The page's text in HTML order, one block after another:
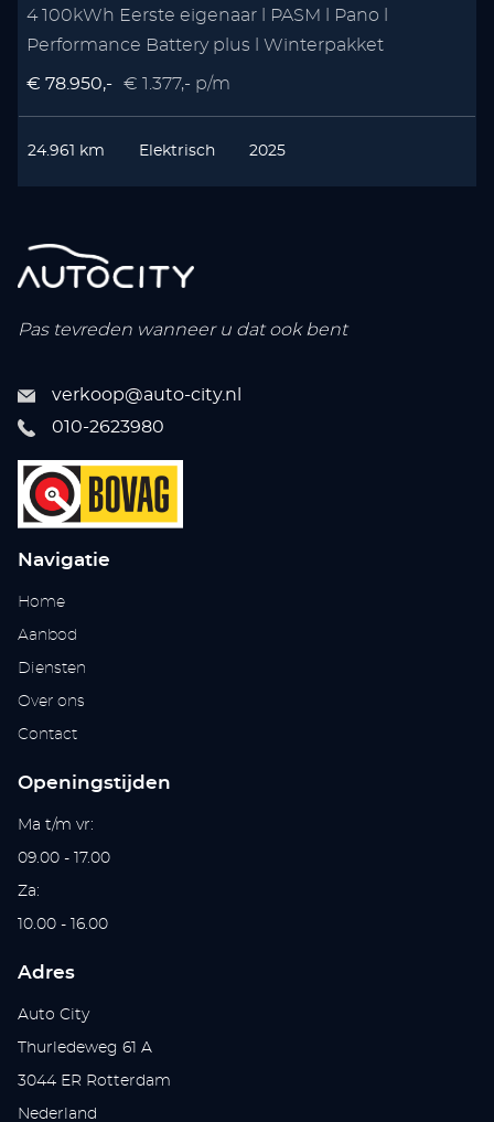
4 100kWh Eerste eigenaar l PASM l Pano l
Performance Battery plus l Winterpakket
€ 78.950,- € 1.377,- p/m
24.961 km Elektrisch 2025
Pas tevreden wanneer u dat ook bent
verkoop@auto-city.nl
010-2623980
Navigatie
Home
Aanbod
Diensten
Over ons
Contact
Openingstijden
Ma t/m vr:
09.00 - 17.00
Za:
10.00 - 16.00
Adres
Auto City
Thurledeweg 61 A
3044 ER Rotterdam
Nederland